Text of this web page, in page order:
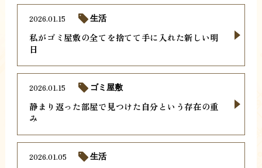
私がゴミ屋敷の全てを捨てて手に入れた新しい明
日
2026.01.15 生活
静まり返った部屋で見つけた自分という存在の重
み
2026.01.15 ゴミ屋敷
2026.01.05 生活